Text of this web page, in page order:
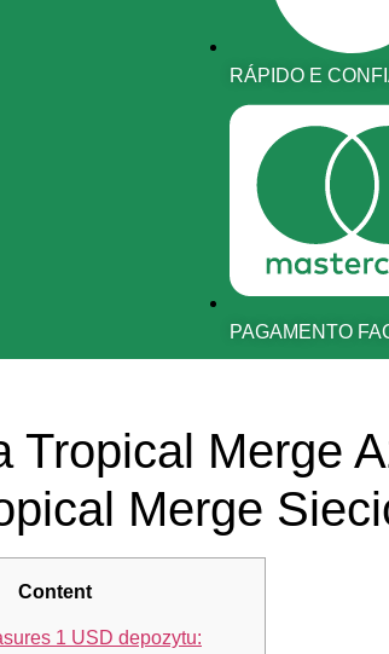
RÁPIDO E
PAGAMENTO
Tropical Merge
Merge
Content
1 USD depozytu: